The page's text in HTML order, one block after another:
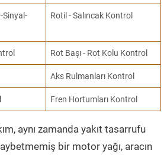
Sinyal-
Rotil - Salıncak Kontrol
Rot Başı - Rot Kolu Kontrol
Aks Rulmanları Kontrol
Fren Hortumları Kontrol
aynı zamanda yakıt tasarrufu
bir motor yağı, aracın